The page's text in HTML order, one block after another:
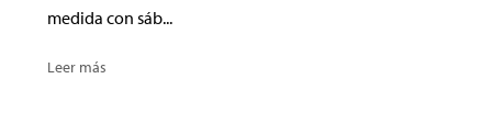
medida con sáb...
Leer más